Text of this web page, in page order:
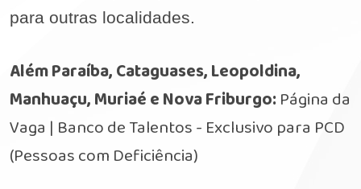
para outras localidades.
Além Paraíba, Cataguases, Leopoldina,
Manhuaçu, Muriaé e Nova Friburgo: Página da
Vaga | Banco de Talentos - Exclusivo para PCD
(Pessoas com Deficiência)